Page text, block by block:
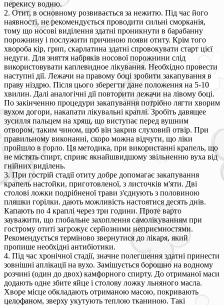
перекису водню.
2. Отит, в основному розвивається за нежитю. Під час його
наявності, не рекомендується проводити сильні сморканія,
тому що носові виділення здатні проникнути в барабанну
порожнину і послужити причиною появи отиту. Крім того
хвороба кір, грип, скарлатина здатні спровокувати старт цієї
недуги. Для зняття набряків носової порожнини слід
використовувати каплевидное лікування. Необхідно провести
наступні дії. Лежачи на правому боці зробити закапування в
праву ніздрю. Після цього зберегти дане положення на 5-10
хвилин. Далі аналогічні дії повторити лежачи на лівому боці.
По закінченню процедури закапування потрібно лягти хворим
вухом догори, накапати лікувальні краплі. Зробіть давящее
зусилля пальцем на хрящ, що виступає перед вушним
отвором, таким чином, щоб він закрив слуховий отвір. При
правильному виконанні, скоро можна відчути, що ліки
пройшло в горло. Ця методика, при використанні крапель, що
не містять спирт, сприяє якнайшвидшому звільненню вуха від
гнійних виділень.
3. При гострій стадії отиту добре допомагає закапування
крапель настойки, приготовленої, з листочків м'яти. Дві
столові ложки подрібненої трави з'єднують з половиною
пляшки горілки. дають можливість настоятися десять днів.
Капають по 4 краплі через три години. Проте варто
зауважити, що глобальне захоплення самолікуванням при
гострому отиті загрожує серйозними неприємностями.
Рекомендується терміново звернутися до лікаря, який
пропише необхідні антибіотики.
4. Під час хронічної стадії, значне полегшення здатні принести
зовнішні аплікації на вухо. Замішується борошно на водному
розчині (один до двох) камфорного спирту. До отриманої маси
додають одне збите яйце і столову ложку льняного масла.
Хворе місце обкладають отриманою масою, покривають
целофаном, зверху укутують теплою тканиною. Такі